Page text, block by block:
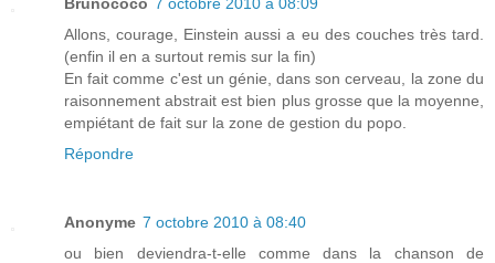
Allons, courage, Einstein aussi a eu des couches très tard.
(enfin il en a surtout remis sur la fin)
En fait comme c'est un génie, dans son cerveau, la zone du
raisonnement abstrait est bien plus grosse que la moyenne,
empiétant de fait sur la zone de gestion du popo.
Répondre
Anonyme 7 octobre 2010 à 08:40
ou bien deviendra-t-elle comme dans la chanson de